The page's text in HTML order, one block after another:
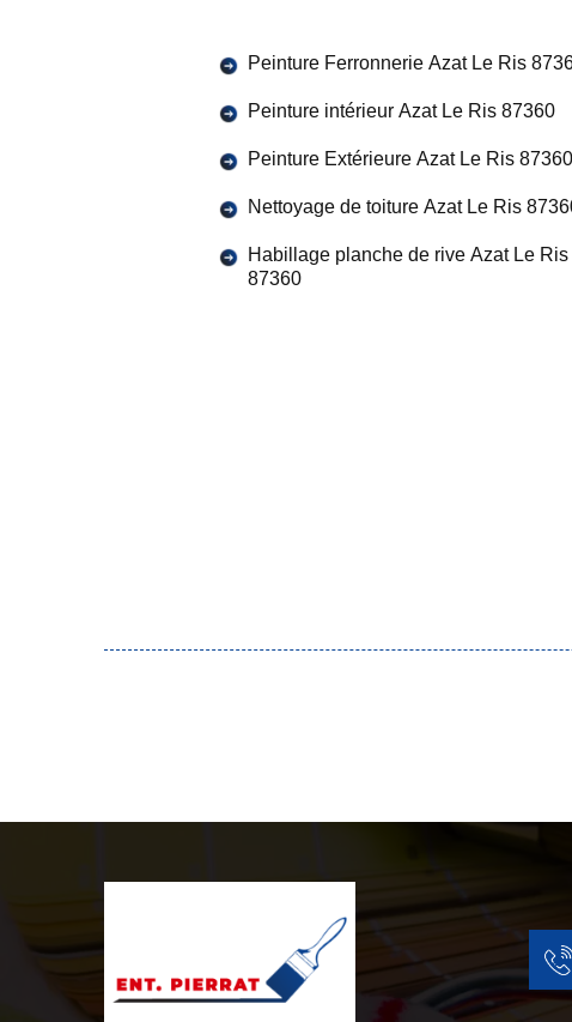
Peinture Ferronnerie Azat Le Ris
Peinture intérieur Azat Le Ris 87360
Peinture Extérieure Azat Le Ris 87360
Nettoyage de toiture Azat Le Ris
Habillage planche de rive Azat Le Ris
87360